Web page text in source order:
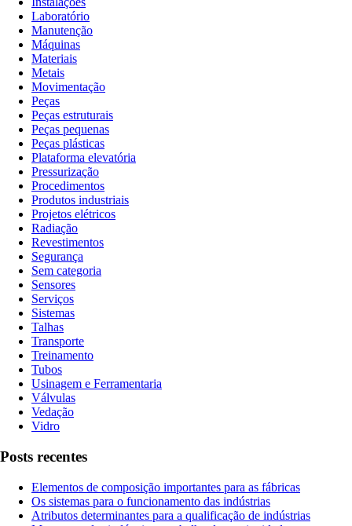
Laboratório
Manutenção
Máquinas
Materiais
Metais
Movimentação
Peças
Peças estruturais
Peças pequenas
Peças plásticas
Plataforma elevatória
Pressurização
Procedimentos
Produtos industriais
Projetos elétricos
Radiação
Revestimentos
Segurança
Sem categoria
Sensores
Serviços
Sistemas
Talhas
Transporte
Treinamento
Tubos
Usinagem e Ferramentaria
Válvulas
Vedação
Vidro
Posts recentes
Elementos de composição importantes para as fábricas
Os sistemas para o funcionamento das indústrias
Atributos determinantes para a qualificação de indústrias